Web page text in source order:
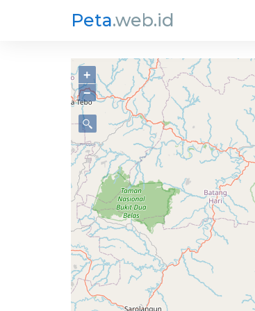
Peta.web.id
+
−